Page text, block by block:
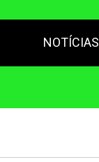
NOTÍCIAS